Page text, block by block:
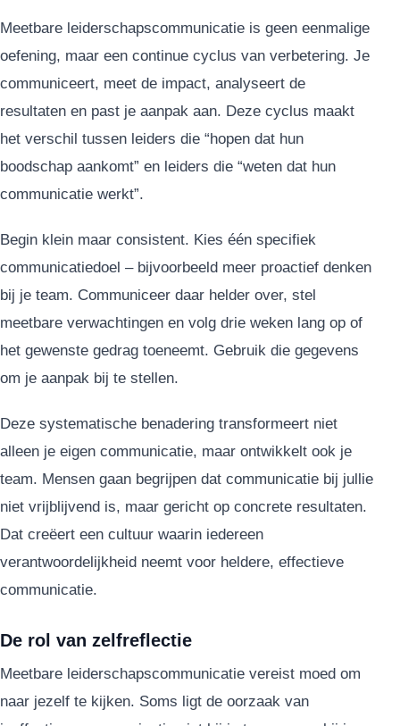
Meetbare leiderschapscommunicatie is geen eenmalige
oefening, maar een continue cyclus van verbetering. Je
communiceert, meet de impact, analyseert de
resultaten en past je aanpak aan. Deze cyclus maakt
het verschil tussen leiders die “hopen dat hun
boodschap aankomt” en leiders die “weten dat hun
communicatie werkt”.
Begin klein maar consistent. Kies één specifiek
communicatiedoel – bijvoorbeeld meer proactief denken
bij je team. Communiceer daar helder over, stel
meetbare verwachtingen en volg drie weken lang op of
het gewenste gedrag toeneemt. Gebruik die gegevens
om je aanpak bij te stellen.
Deze systematische benadering transformeert niet
alleen je eigen communicatie, maar ontwikkelt ook je
team. Mensen gaan begrijpen dat communicatie bij jullie
niet vrijblijvend is, maar gericht op concrete resultaten.
Dat creëert een cultuur waarin iedereen
verantwoordelijkheid neemt voor heldere, effectieve
communicatie.
De rol van zelfreflectie
Meetbare leiderschapscommunicatie vereist moed om
naar jezelf te kijken. Soms ligt de oorzaak van